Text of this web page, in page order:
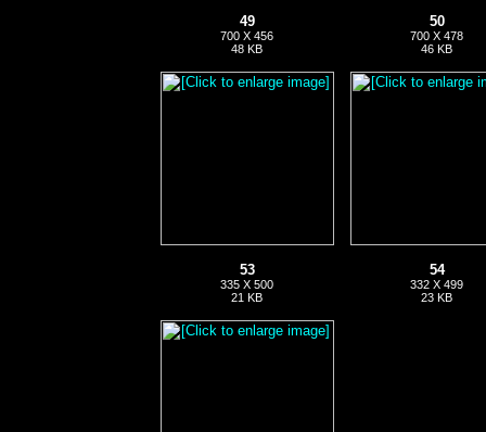
49
700 X 456
48 KB
50
700 X 478
46 KB
53
335 X 500
21 KB
54
332 X 499
23 KB